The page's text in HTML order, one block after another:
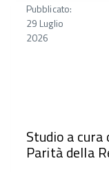
Pubblicato:
29 Luglio
2026
Studio a cura
Parità della